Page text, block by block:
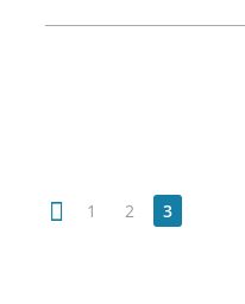
1 2 3